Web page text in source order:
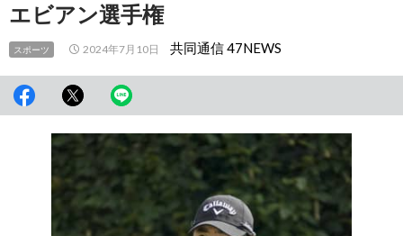
エビアン選手権
スポーツ 2024年7月10日 共同通信 47NEWS